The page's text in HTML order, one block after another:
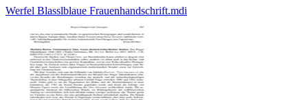
Werfel Blasslblaue Frauenhandschrift.mdi